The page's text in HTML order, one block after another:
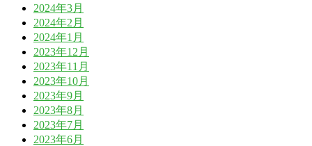
2024年3月
2024年2月
2024年1月
2023年12月
2023年11月
2023年10月
2023年9月
2023年8月
2023年7月
2023年6月